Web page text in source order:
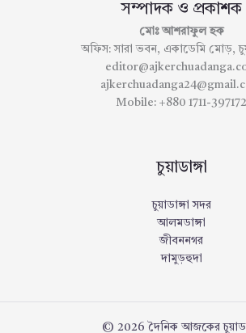
সম্পাদক ও প্রকাশক
মোঃ আশরাফুল হক
অফিস: সারা ভবন, একাডেমি মোড়,
Mobile: +880 1711-397172
চুয়াডাঙ্গা
চুয়াডাঙ্গা সদর
আলমডাঙ্গা
জীবননগর
দামুড়হুদা
© 2026 দৈনিক আজকের